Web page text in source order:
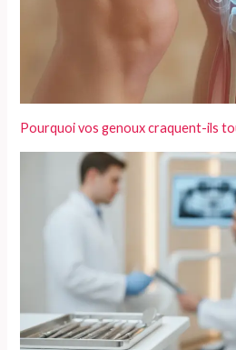
Pourquoi vos genoux craquent-ils